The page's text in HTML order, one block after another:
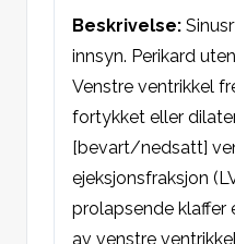
Beskrivelse:
innsyn. Perikard
Venstre ventrikkel
fortykket eller
[bevart/nedsatt]
ejeksjonsfraksjon
prolapsende klaffer
av venstre